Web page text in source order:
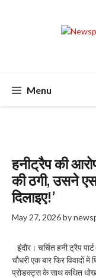
Menu
हनीट्रैप की
की ठगी, उसने
दिलाइए!’
May 27, 2026by
इंदौर। चर्चित हनी ट्रैप
चौधरी एक बार फिर विवादों
प्रोडक्ट्स के साथ कथित